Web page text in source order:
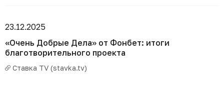
«Очень Добрые Дела» от Фонбет: итоги
благотворительного проекта
Ставка TV (stavka.tv)
23.12.2025